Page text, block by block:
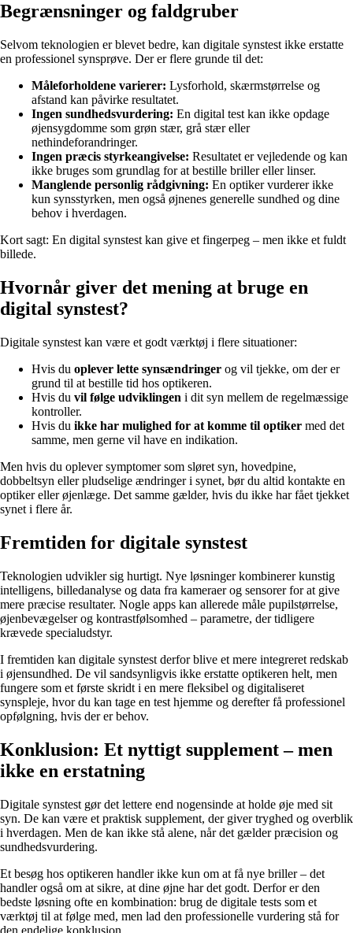
Begrænsninger og faldgruber
Selvom teknologien er blevet bedre, kan digitale synstest ikke erstatte
en professionel synsprøve. Der er flere grunde til det:
Måleforholdene varierer: Lysforhold, skærmstørrelse og
afstand kan påvirke resultatet.
Ingen sundhedsvurdering: En digital test kan ikke opdage
øjensygdomme som grøn stær, grå stær eller
nethindeforandringer.
Ingen præcis styrkeangivelse: Resultatet er vejledende og kan
ikke bruges som grundlag for at bestille briller eller linser.
Manglende personlig rådgivning: En optiker vurderer ikke
kun synsstyrken, men også øjnenes generelle sundhed og dine
behov i hverdagen.
Kort sagt: En digital synstest kan give et fingerpeg – men ikke et fuldt
billede.
Hvornår giver det mening at bruge en
digital synstest?
Digitale synstest kan være et godt værktøj i flere situationer:
Hvis du oplever lette synsændringer og vil tjekke, om der er
grund til at bestille tid hos optikeren.
Hvis du vil følge udviklingen i dit syn mellem de regelmæssige
kontroller.
Hvis du ikke har mulighed for at komme til optiker med det
samme, men gerne vil have en indikation.
Men hvis du oplever symptomer som sløret syn, hovedpine,
dobbeltsyn eller pludselige ændringer i synet, bør du altid kontakte en
optiker eller øjenlæge. Det samme gælder, hvis du ikke har fået tjekket
synet i flere år.
Fremtiden for digitale synstest
Teknologien udvikler sig hurtigt. Nye løsninger kombinerer kunstig
intelligens, billedanalyse og data fra kameraer og sensorer for at give
mere præcise resultater. Nogle apps kan allerede måle pupilstørrelse,
øjenbevægelser og kontrastfølsomhed – parametre, der tidligere
krævede specialudstyr.
I fremtiden kan digitale synstest derfor blive et mere integreret redskab
i øjensundhed. De vil sandsynligvis ikke erstatte optikeren helt, men
fungere som et første skridt i en mere fleksibel og digitaliseret
synspleje, hvor du kan tage en test hjemme og derefter få professionel
opfølgning, hvis der er behov.
Konklusion: Et nyttigt supplement – men
ikke en erstatning
Digitale synstest gør det lettere end nogensinde at holde øje med sit
syn. De kan være et praktisk supplement, der giver tryghed og overblik
i hverdagen. Men de kan ikke stå alene, når det gælder præcision og
sundhedsvurdering.
Et besøg hos optikeren handler ikke kun om at få nye briller – det
handler også om at sikre, at dine øjne har det godt. Derfor er den
bedste løsning ofte en kombination: brug de digitale tests som et
værktøj til at følge med, men lad den professionelle vurdering stå for
den endelige konklusion.